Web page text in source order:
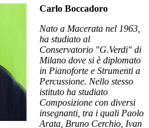
Carlo Boccadoro
Nato a Macerata nel 1963,
ha studiato al
Conservatorio "G.Verdi" di
Milano dove si è diplomato
in Pianoforte e Strumenti a
Percussione. Nello stesso
istituto ha studiato
Composizione con diversi
insegnanti, tra i quali Paolo
Arata, Bruno Cerchio, Ivan